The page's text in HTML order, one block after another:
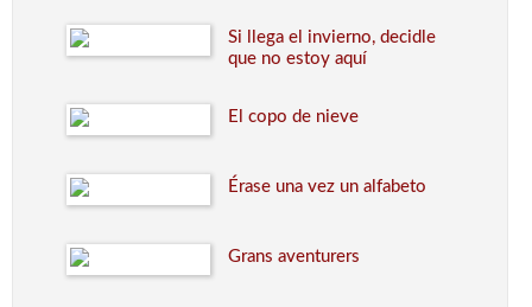
Si llega el invierno, decidle
que no estoy aquí
El copo de nieve
Érase una vez un alfabeto
Grans aventurers